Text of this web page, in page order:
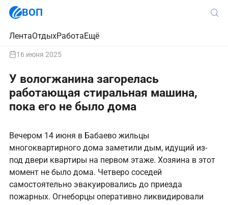
ВОП
ЛентаОтдыхРаботаЕщё
16 июня 2025
У вологжанина загорелась
работающая стиральная машина,
пока его не было дома
Вечером 14 июня в Бабаево жильцы
многоквартирного дома заметили дым, идущий из-
под двери квартиры на первом этаже. Хозяина в этот
момент не было дома. Четверо соседей
самостоятельно эвакуировались до приезда
пожарных. Огнеборцы оперативно ликвидировали